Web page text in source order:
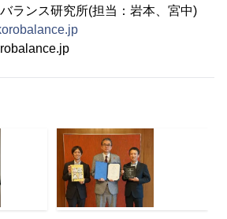
ランス研究所(担当：岩本、宮中)